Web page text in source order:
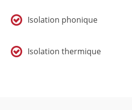
Isolation phonique
Isolation thermique